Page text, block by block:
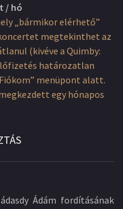
/ hó
„bármikor elérhető”
megtekinthet az
(kivéve a Quimby:
határozatlan
menüpont alatt.
egy hónapos
Ádám fordításának